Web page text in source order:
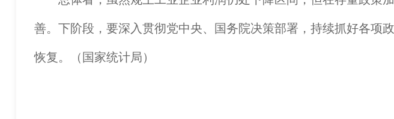
善。下阶段，要深入贯彻党中央、国务院决策部署，持续抓好各项
恢复。（国家统计局）